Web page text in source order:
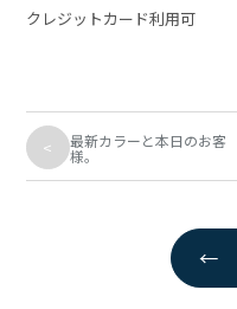
クレジットカード利用可
< 最新カラーと本日のお客
様。
←